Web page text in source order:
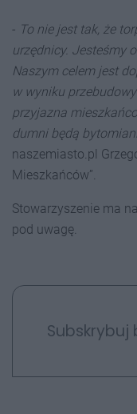
- To nie jest tak, że
urzędnicy. Jesteśmy
Naszym celem jest
w wyniku
przyjazna
dumni będą
naszemiasto.pl
Mieszkańców”.
Stowarzyszenie ma
pod uwagę.
Subskrybuj